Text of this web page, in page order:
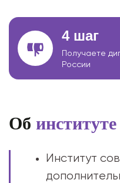
4 шаг
Получаете
России
Об институте
Институт